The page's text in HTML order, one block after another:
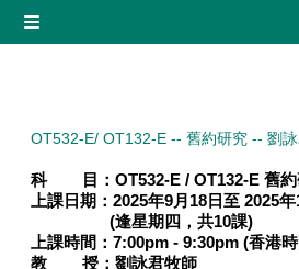
OT532-E/ OT132-E -- 舊約研究 -- 劉
科 目： OT532-E / OT132-E 舊
上課日期：2025年9月18日至 2025年
(逢星期四，共10課)
上課時間： 7:00pm - 9:30pm (香港
教 授： 劉詠君牧師